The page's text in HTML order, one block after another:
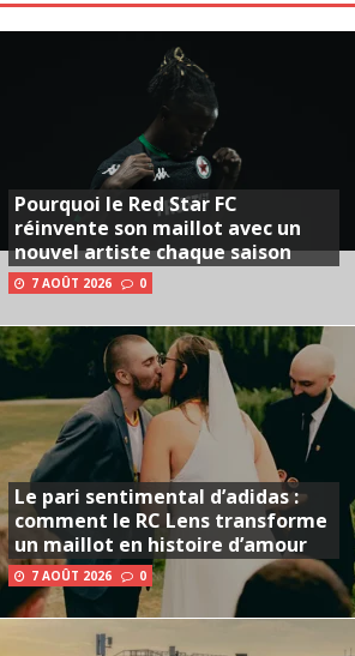
Pourquoi le Red Star FC
réinvente son maillot avec un
nouvel artiste chaque saison
7 AOÛT 2026 0
Le pari sentimental d’adidas :
comment le RC Lens transforme
un maillot en histoire d’amour
7 AOÛT 2026 0